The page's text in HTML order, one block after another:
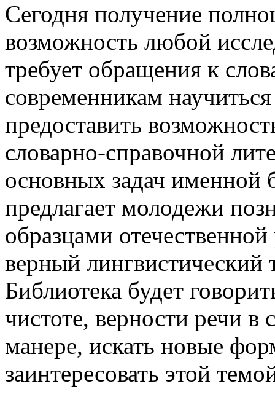
Сегодня получение
возможность любой
требует обращения к
современникам
предоставить
словарно-справочной
основных задач именной
предлагает молодежи
образцами
верный лингвистический
Библиотека будет
чистоте, верности речи
манере, искать новые
заинтересовать этой